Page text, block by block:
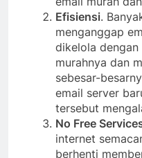
Efisiensi.
menganggap
dikelola
murahnya dan
sebesar-
email server
tersebut
No Free
internet
berhenti